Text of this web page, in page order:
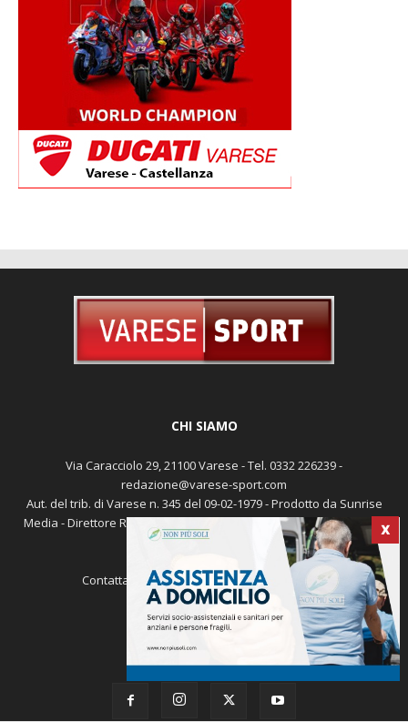
X
CHI SIAMO
Via Caracciolo 29, 21100 Varese - Tel. 0332 226239 -
redazione@varese-sport.com
Aut. del trib. di Varese n. 345 del 09-02-1979 - Prodotto da Sunrise
Media - Direttore Responsabile: Michele Marocco -Cookie policy
Pubblicità
Contattaci: redazione@varese-sport.com
SEGUICI